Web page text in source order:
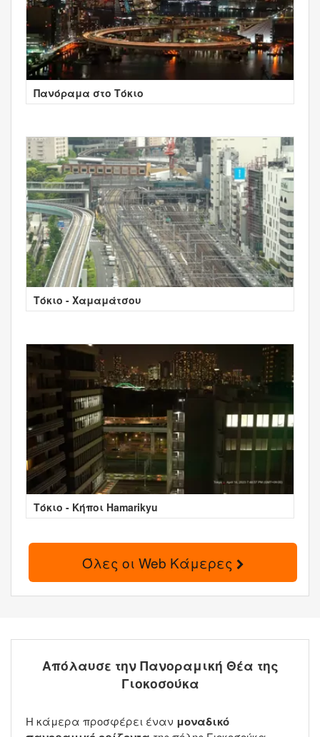
Πανόραμα στο Τόκιο
Τόκιο - Χαμαμάτσου
Τόκιο - Κήποι Hamarikyu
Όλες οι Web Κάμερες
Απόλαυσε την Πανοραμική Θέα της
Γιοκοσούκα
Η κάμερα προσφέρει έναν μοναδικό